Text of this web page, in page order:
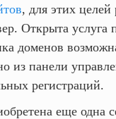
, для этих целей
Открыта услуга
доменов
из панели
регистраций.
еще одна